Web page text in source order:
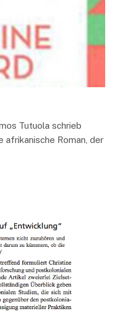
Tutuola schrieb
afrikanische Roman, der